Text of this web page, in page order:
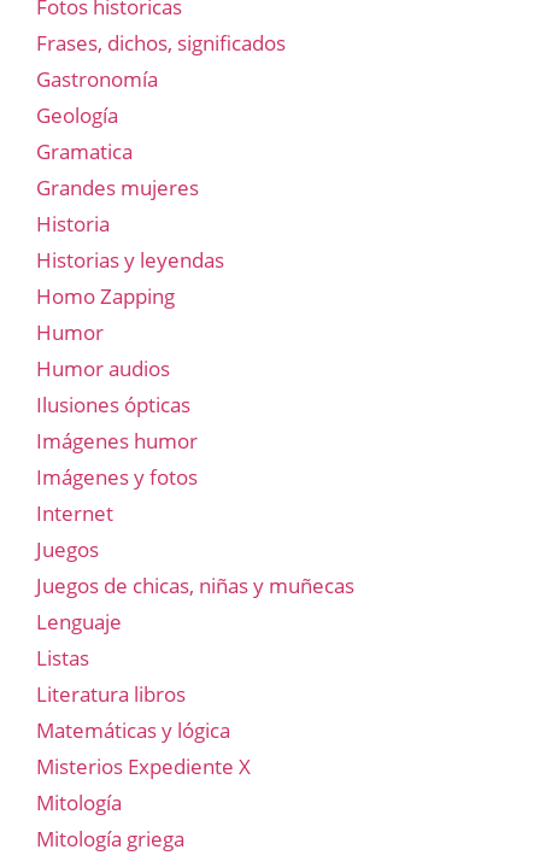
Fotos historicas
Frases, dichos, significados
Gastronomía
Geología
Gramatica
Grandes mujeres
Historia
Historias y leyendas
Homo Zapping
Humor
Humor audios
Ilusiones ópticas
Imágenes humor
Imágenes y fotos
Internet
Juegos
Juegos de chicas, niñas y muñecas
Lenguaje
Listas
Literatura libros
Matemáticas y lógica
Misterios Expediente X
Mitología
Mitología griega